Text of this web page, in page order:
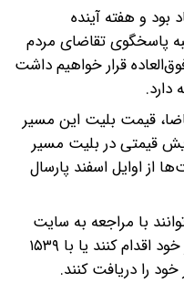
بود و هفته آینده
پاسخگوی تقاضای مردم
قرار خواهیم داشت
دارد.
قیمت بلیت این مسیر
قیمتی در بلیت مسیر
از اوایل اسفند پارسال
با مراجعه به سایت
رجا نسبت به خرید بلیت مورد نظر خود اقدام کنند یا با ۱۵۳۹
را دریافت کنند.